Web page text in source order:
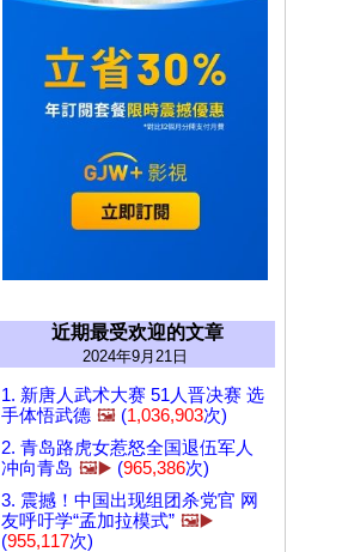
近期最受欢迎的文章
2024年9月21日
1. 新唐人武术大赛 51人晋决赛 选
手体悟武德 🖼️ (1,036,903次)
2. 青岛路虎女惹怒全国退伍军人
冲向青岛 🖼️▶️ (965,386次)
3. 震撼！中国出现组团杀党官 网
友呼吁学“孟加拉模式” 🖼️▶️
(955,117次)